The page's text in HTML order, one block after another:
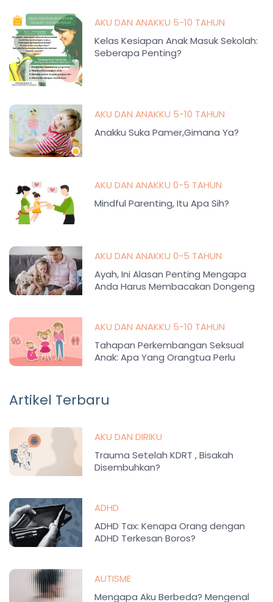
AKU DAN ANAKKU 5-10 TAHUN
Kelas Kesiapan Anak Masuk Sekolah:
Seberapa Penting?
AKU DAN ANAKKU 5-10 TAHUN
Anakku Suka Pamer,Gimana Ya?
AKU DAN ANAKKU 0-5 TAHUN
Mindful Parenting, Itu Apa Sih?
AKU DAN ANAKKU 0-5 TAHUN
Ayah, Ini Alasan Penting Mengapa
Anda Harus Membacakan Dongeng
AKU DAN ANAKKU 5-10 TAHUN
Tahapan Perkembangan Seksual
Anak: Apa Yang Orangtua Perlu
Artikel Terbaru
AKU DAN DIRIKU
Trauma Setelah KDRT , Bisakah
Disembuhkan?
ADHD
ADHD Tax: Kenapa Orang dengan
ADHD Terkesan Boros?
AUTISME
Mengapa Aku Berbeda? Mengenal